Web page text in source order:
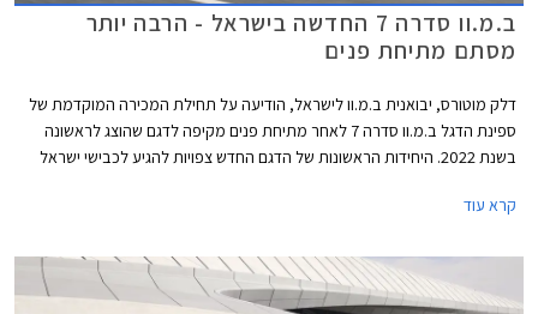
ב.מ.וו סדרה 7 החדשה בישראל - הרבה יותר
מסתם מתיחת פנים
דלק מוטורס, יבואנית ב.מ.וו לישראל, הודיעה על תחילת המכירה המוקדמת של
ספינת הדגל ב.מ.וו סדרה 7 לאחר מתיחת פנים מקיפה לדגם שהוצג לראשונה
בשנת 2022. היחידות הראשונות של הדגם החדש צפויות להגיע לכבישי ישראל
להתחרות במרצדס S קלאס אשר גם היא עודכנה לאחרונה.
קרא עוד